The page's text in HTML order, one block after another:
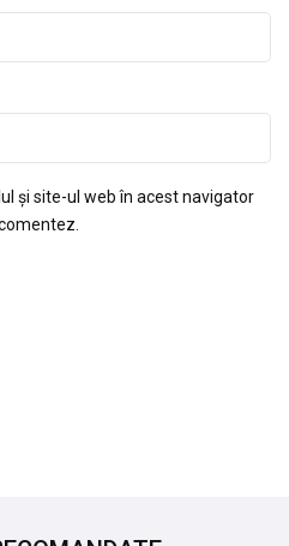
și site-ul web în acest navigator